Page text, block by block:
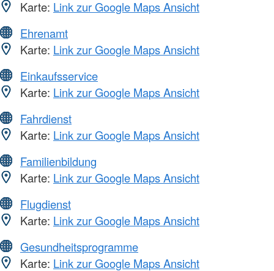
Karte: Link zur Google Maps Ansicht
Ehrenamt
Karte: Link zur Google Maps Ansicht
Einkaufsservice
Karte: Link zur Google Maps Ansicht
Fahrdienst
Karte: Link zur Google Maps Ansicht
Familienbildung
Karte: Link zur Google Maps Ansicht
Flugdienst
Karte: Link zur Google Maps Ansicht
Gesundheitsprogramme
Karte: Link zur Google Maps Ansicht